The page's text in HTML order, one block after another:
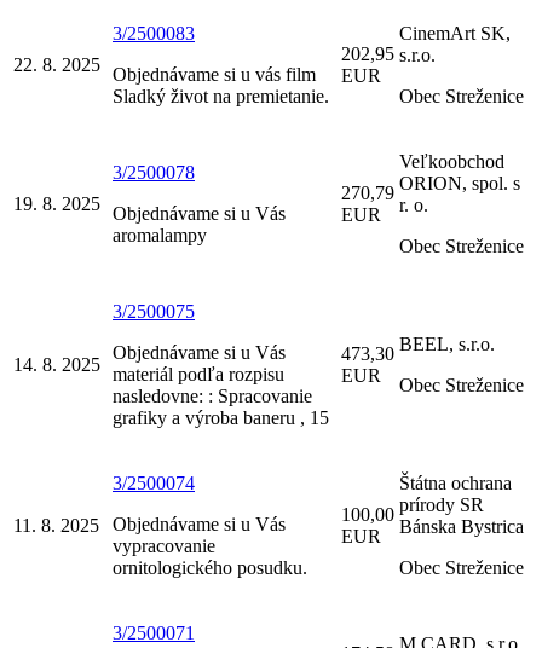
22. 8. 2025
3/2500083
Objednávame si u vás film
Sladký život na premietanie.
202,95
EUR
CinemArt SK,
s.r.o.
Obec Streženice
19. 8. 2025
3/2500078
Objednávame si u Vás
aromalampy
270,79
EUR
Veľkoobchod
ORION, spol. s
r. o.
Obec Streženice
14. 8. 2025
3/2500075
Objednávame si u Vás
materiál podľa rozpisu
nasledovne: : Spracovanie
grafiky a výroba baneru , 15
473,30
EUR
BEEL, s.r.o.
Obec Streženice
11. 8. 2025
3/2500074
Objednávame si u Vás
vypracovanie
ornitologického posudku.
100,00
EUR
Štátna ochrana
prírody SR
Bánska Bystrica
Obec Streženice
3/2500071
M CARD, s.r.o.